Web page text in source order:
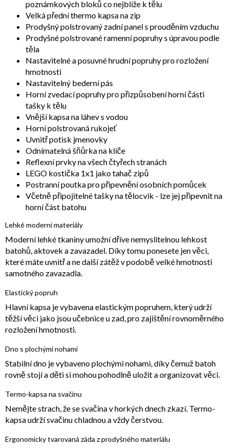
poznámkových bloků co nejblíže k tělu
Velká přední thermo kapsa na zip
Prodyšný polstrovaný zadní panel s prouděním vzduchu
Prodyšné polstrované ramenní popruhy s úpravou podle
těla
Nastavitelné a posuvné hrudní popruhy pro rozložení
hmotnosti
Nastavitelný bederní pás
Horní zvedací popruhy pro přizpůsobení horní části
tašky k tělu
Vnější kapsa na láhev s vodou
Horní polstrovaná rukojeť
Uvnitř potisk jmenovky
Odnímatelná šňůrka na klíče
Reflexní prvky na všech čtyřech stranách
LEGO kostička 1x1 jako tahač zipů
Postranní poutka pro připevnění osobních pomůcek
Včetně připojitelné tašky na tělocvik - lze jej připevnit na
horní část batohu
Lehké moderní materiály
Moderní lehké tkaniny umožní dříve nemyslitelnou lehkost
batohů, aktovek a zavazadel. Díky tomu ponesete jen věci,
které máte uvnitř a ne další zátěž v podobě velké hmotnosti
samotného zavazadla.
Elastický popruh
Hlavní kapsa je vybavena elastickým popruhem, který udrží
těžší věci jako jsou učebnice u zad, pro zajištění rovnoměrného
rozložení hmotnosti.
Dno s plochými nohami
Stabilní dno je vybaveno plochými nohami, díky čemuž batoh
rovně stojí a děti si mohou pohodlně uložit a organizovat věci.
Termo-kapsa na svačinu
Nemějte strach, že se svačina v horkých dnech zkazí. Termo-
kapsa udrží svačinu chladnou a vždy čerstvou.
Ergonomicky tvarovaná záda z prodyšného materiálu